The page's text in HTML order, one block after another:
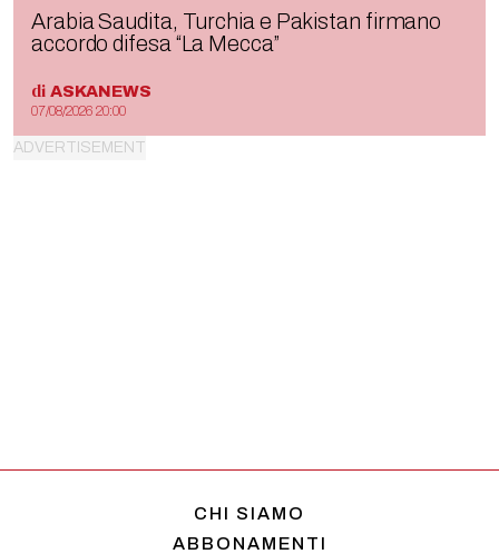
Arabia Saudita, Turchia e Pakistan firmano
accordo difesa “La Mecca”
di ASKANEWS
07/08/2026 20:00
CHI SIAMO
ABBONAMENTI